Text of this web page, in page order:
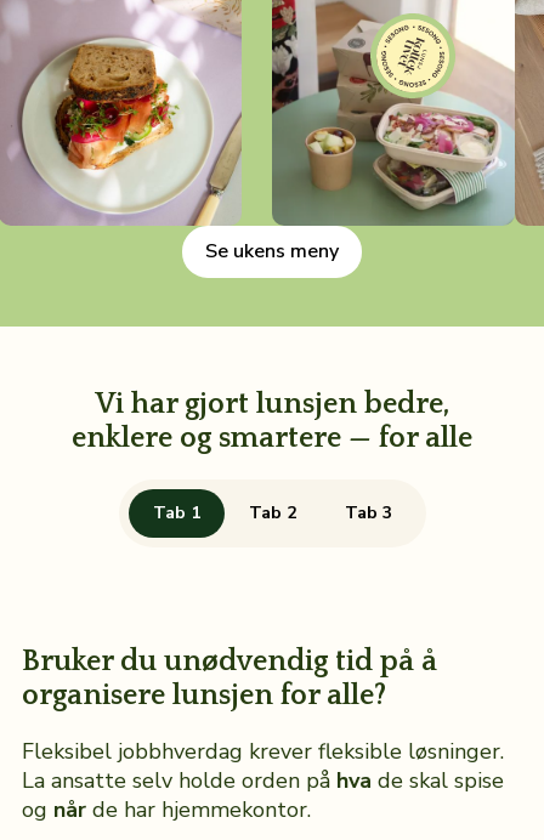
Se ukens meny
Vi har gjort lunsjen bedre,
enklere og smartere — for alle
Tab 1 Tab 2 Tab 3
Bruker du unødvendig tid på å
organisere lunsjen for alle?
Fleksibel jobbhverdag krever fleksible løsninger.
La ansatte selv holde orden på hva de skal spise
og nårde har hjemmekontor.